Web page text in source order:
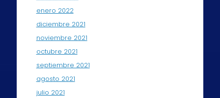
enero 2022
diciembre 2021
noviembre 2021
octubre 2021
septiembre 2021
agosto 2021
julio 2021